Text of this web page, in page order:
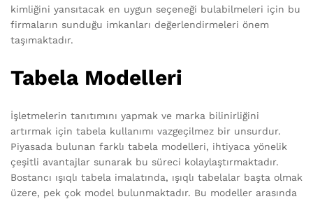
kimliğini yansıtacak en uygun seçeneği bulabilmeleri için bu
firmaların sunduğu imkanları değerlendirmeleri önem
taşımaktadır.
Tabela Modelleri
İşletmelerin tanıtımını yapmak ve marka bilinirliğini
artırmak için tabela kullanımı vazgeçilmez bir unsurdur.
Piyasada bulunan farklı tabela modelleri, ihtiyaca yönelik
çeşitli avantajlar sunarak bu süreci kolaylaştırmaktadır.
Bostancı ışıqlı tabela imalatında, ışıqlı tabelalar başta olmak
üzere, pek çok model bulunmaktadır. Bu modeller arasında